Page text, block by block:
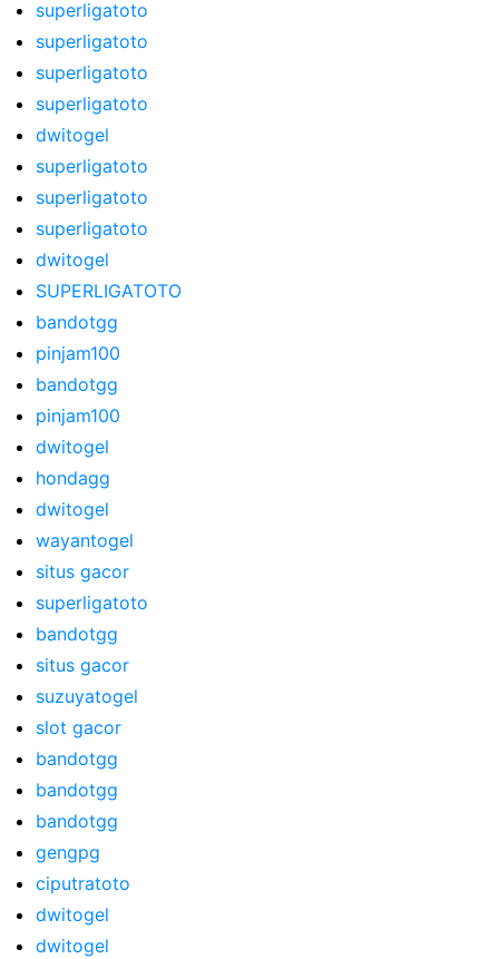
superligatoto
superligatoto
superligatoto
superligatoto
dwitogel
superligatoto
superligatoto
superligatoto
dwitogel
SUPERLIGATOTO
bandotgg
pinjam100
bandotgg
pinjam100
dwitogel
hondagg
dwitogel
wayantogel
situs gacor
superligatoto
bandotgg
situs gacor
suzuyatogel
slot gacor
bandotgg
bandotgg
bandotgg
gengpg
ciputratoto
dwitogel
dwitogel